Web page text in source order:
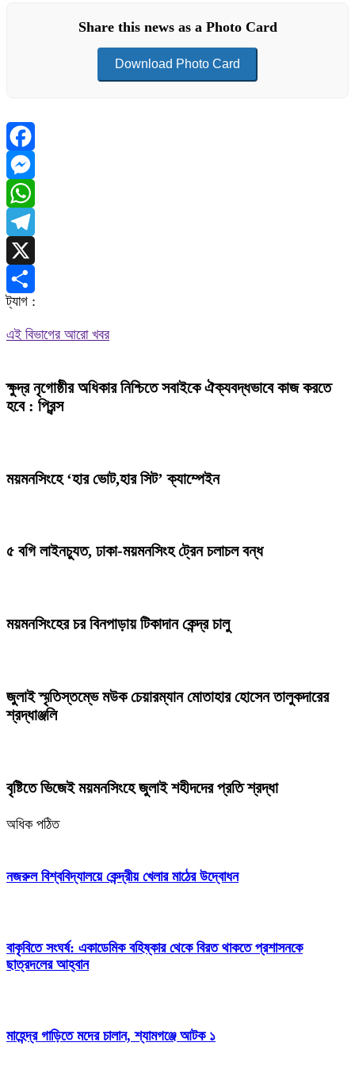
Share this news as a Photo Card
Download Photo Card
Facebook
Messenger
WhatsApp
Telegram
X
Share
ট্যাগ :
এই বিভাগের আরো খবর
ক্ষুদ্র নৃগোষ্ঠীর অধিকার নিশ্চিতে সবাইকে ঐক্যবদ্ধভাবে কাজ করতে
হবে : প্রিন্স
ময়মনসিংহে ‘হার ভোট,হার সিট’ ক্যাম্পেইন
৫ বগি লাইনচ্যুত, ঢাকা-ময়মনসিংহ ট্রেন চলাচল বন্ধ
ময়মনসিংহের চর বিনপাড়ায় টিকাদান কেন্দ্র চালু
জুলাই স্মৃতিস্তম্ভে মউক চেয়ারম্যান মোতাহার হোসেন তালুকদারের
শ্রদ্ধাঞ্জলি
বৃষ্টিতে ভিজেই ময়মনসিংহে জুলাই শহীদদের প্রতি শ্রদ্ধা
অধিক পঠিত
নজরুল বিশ্ববিদ্যালয়ে কেন্দ্রীয় খেলার মাঠের উদ্বোধন
বাকৃবিতে সংঘর্ষ: একাডেমিক বহিষ্কার থেকে বিরত থাকতে প্রশাসনকে
ছাত্রদলের আহ্বান
মাহেন্দ্র গাড়িতে মদের চালান, শ্যামগঞ্জে আটক ১